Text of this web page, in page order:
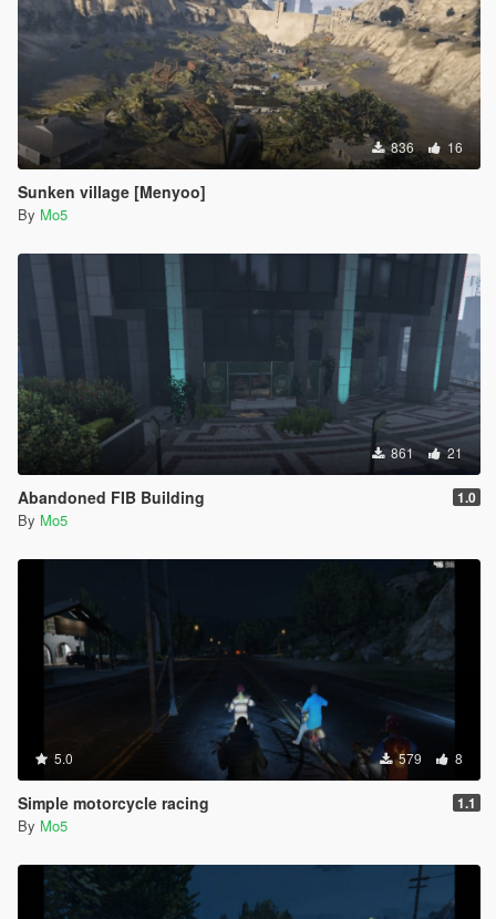
836 16
Sunken village [Menyoo]
By Mo5
861 21
Abandoned FIB Building 1.0
By Mo5
5.0 579 8
Simple motorcycle racing 1.1
By Mo5